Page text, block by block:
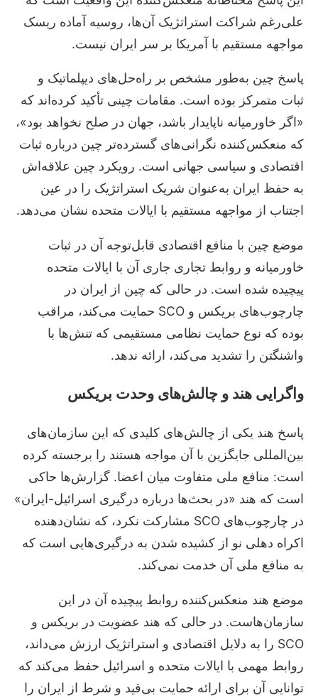
علی‌رغم شراکت استراتژیک آن‌ها، روسیه آماده ریسک
مواجهه مستقیم با آمریکا بر سر ایران نیست.
پاسخ چین به‌طور مشخص بر راه‌حل‌های دیپلماتیک و
ثبات متمرکز بوده است. مقامات چینی تأکید کرده‌اند که
«اگر خاورمیانه ناپایدار باشد، جهان در صلح نخواهد بود»،
که منعکس‌کننده نگرانی‌های گسترده‌تر چین درباره ثبات
اقتصادی و سیاسی جهانی است. رویکرد چین علاقه‌اش
به حفظ ایران به‌عنوان شریک استراتژیک را در عین
اجتناب از مواجهه مستقیم با ایالات متحده نشان می‌دهد.
موضع چین با منافع اقتصادی قابل‌توجه آن در ثبات
خاورمیانه و روابط تجاری جاری آن با ایالات متحده
پیچیده شده است. در حالی که چین از ایران در
چارچوب‌های بریکس و SCO حمایت می‌کند، مراقب
بوده که نوع حمایت نظامی مستقیمی که تنش‌ها با
واشنگتن را تشدید می‌کند، ارائه ندهد.
واگرایی هند و چالش‌های وحدت بریکس
پاسخ هند یکی از چالش‌های کلیدی که این سازمان‌های
بین‌المللی جایگزین با آن مواجه هستند را برجسته کرده
است: منافع ملی متفاوت میان اعضا. گزارش‌ها حاکی
است که هند «در بحث‌ها درباره درگیری اسرائیل-ایران»
در چارچوب‌های SCO مشارکت نکرد، که نشان‌دهنده
اکراه دهلی نو از کشیده شدن به درگیری‌هایی است که
به منافع ملی آن خدمت نمی‌کند.
موضع هند منعکس‌کننده روابط پیچیده آن در این
سازمان‌هاست. در حالی که هند عضویت در بریکس و
SCO را به دلایل اقتصادی و استراتژیک ارزش می‌داند،
روابط مهمی با ایالات متحده و اسرائیل حفظ می‌کند که
توانایی آن برای ارائه حمایت بی‌قید و شرط از ایران را